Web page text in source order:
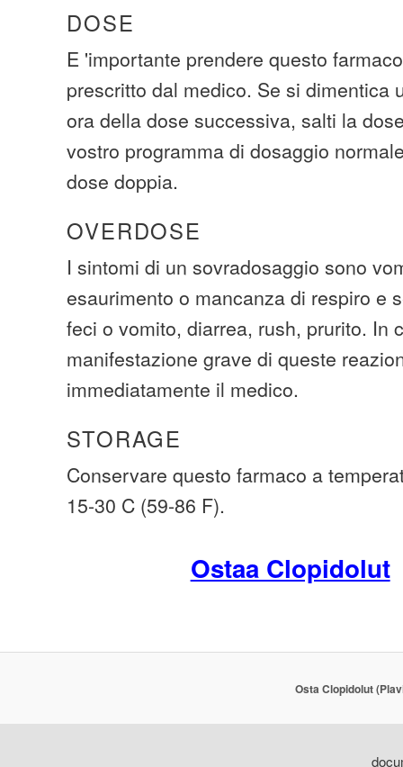
DOSE
E 'importante prendere questo
prescritto dal medico. Se si dimentica
ora della dose successiva, salti la
vostro programma di dosaggio
dose doppia.
OVERDOSE
I sintomi di un sovradosaggio sono
esaurimento o mancanza di respiro e
feci o vomito, diarrea, rush, prurito. In
manifestazione grave di queste
immediatamente il medico.
STORAGE
Conservare questo farmaco a
15-30 C (59-86 F).
Ostaa Clopidolut
Osta Clopidolut